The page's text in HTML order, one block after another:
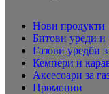
Нови продукти
Битови уреди и
Газови уредби
Кемпери и
Аксесоари за
Промоции